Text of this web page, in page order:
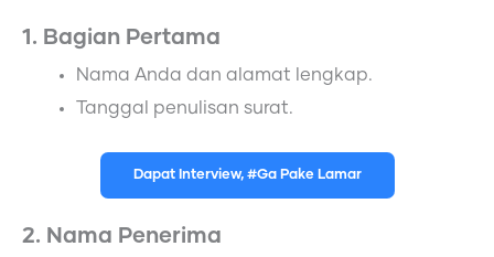
1. Bagian Pertama
Nama Anda dan alamat lengkap.
Tanggal penulisan surat.
Dapat Interview, #Ga Pake Lamar
2. Nama Penerima